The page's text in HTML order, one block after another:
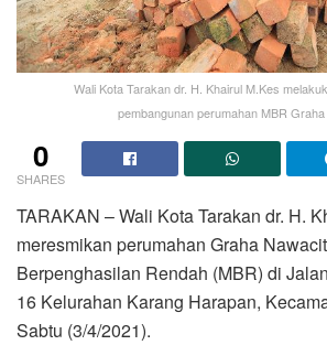
Wali Kota Tarakan dr. H. Khairul M.Kes
pembangunan perumahan MBR
0
SHARES
TARAKAN – Wali Kota Tarakan dr. H.
meresmikan perumahan Graha
Berpenghasilan Rendah (MBR) di
16 Kelurahan Karang Harapan,
Sabtu (3/4/2021).